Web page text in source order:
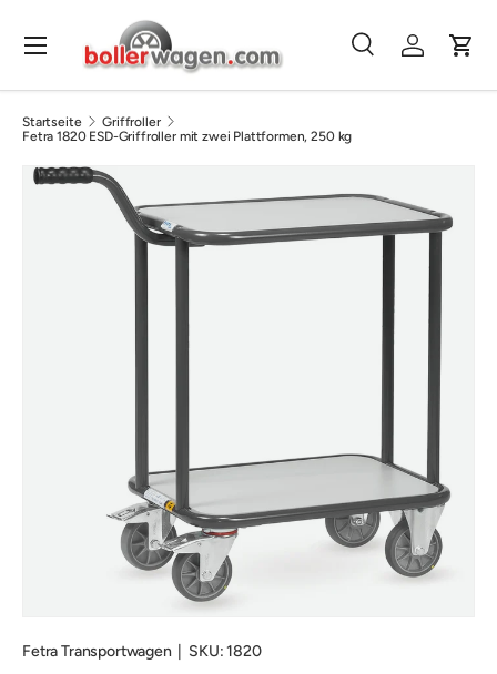
Direkt zum Inhalt
Suchen
SucheEinloggen
Menü
Startseite
Griffroller
Fetra 1820 ESD-Griffroller mit zwei Plattformen, 250 kg
Fetra Transportwagen| SKU:1820